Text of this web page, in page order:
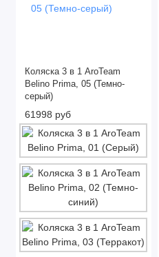
Коляска 3 в 1 AroTeam
Belino Prima, 05 (Темно-
серый)
61998 руб